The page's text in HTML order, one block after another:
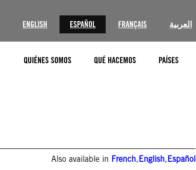
ENGLISH ESPAÑOL FRANÇAIS العربية
QUIÉNES SOMOS QUÉ HACEMOS PAÍSES
Also available in French,English,Español